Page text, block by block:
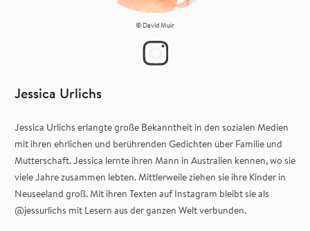
© David Muir
Jessica Urlichs
Jessica Urlichs erlangte große Bekanntheit in den sozialen Medien
mit ihren ehrlichen und berührenden Gedichten über Familie und
Mutterschaft. Jessica lernte ihren Mann in Australien kennen, wo sie
viele Jahre zusammen lebten. Mittlerweile ziehen sie ihre Kinder in
Neuseeland groß. Mit ihren Texten auf Instagram bleibt sie als
@jessurlichs mit Lesern aus der ganzen Welt verbunden.